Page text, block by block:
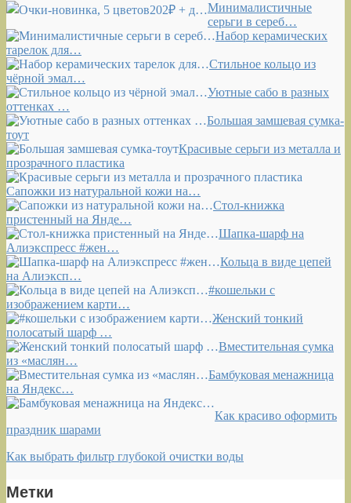
Минималистичные
серьги в сереб…
Набор керамических
тарелок для…
Стильное кольцо из
чёрной эмал…
Уютные сабо в разных
оттенках …
Большая замшевая сумка-
тоут
Красивые серьги из металла и
прозрачного пластика
Сапожки из натуральной кожи на…
Стол-книжка
пристенный на Янде…
Шапка-шарф на
Алиэкспресс #жен…
Кольца в виде цепей
на Алиэксп…
#кошельки с
изображением карти…
Женский тонкий
полосатый шарф …
Вместительная сумка
из «маслян…
Бамбуковая менажница
на Яндекс…
Как красиво оформить
праздник шарами
Как выбрать фильтр глубокой очистки воды
Метки